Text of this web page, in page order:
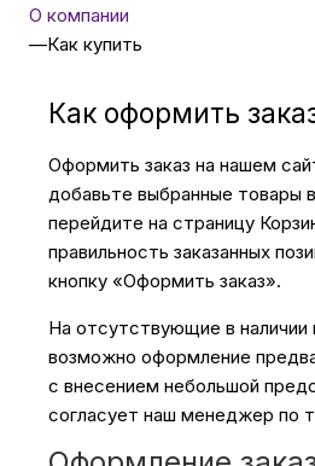
Товары
Красота
О компании
—Как купить
Как оформить
Оформить заказ на нашем
добавьте выбранные товары
перейдите на страницу
правильность заказанных
кнопку «Оформить заказ».
На отсутствующие в наличии
возможно оформление
с внесением небольшой
согласует наш менеджер по